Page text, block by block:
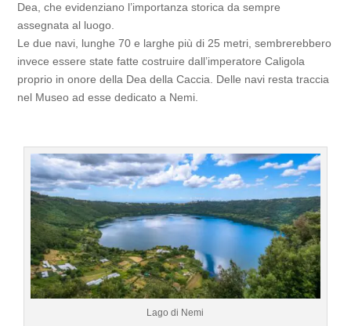
Dea, che evidenziano l’importanza storica da sempre
assegnata al luogo.
Le due navi, lunghe 70 e larghe più di 25 metri, sembrerebbero
invece essere state fatte costruire dall’imperatore Caligola
proprio in onore della Dea della Caccia. Delle navi resta traccia
nel Museo ad esse dedicato a Nemi.
Lago di Nemi